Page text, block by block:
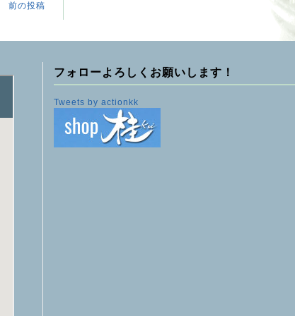
前の投稿
フォローよろしくお願いします！
Tweets by actionkk